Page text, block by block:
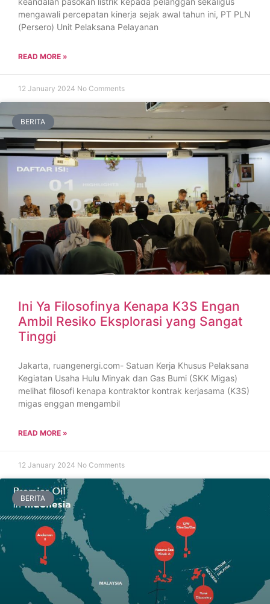
mengawali percepatan kinerja sejak awal tahun ini, PT PLN
(Persero) Unit Pelaksana Pelayanan
READ MORE »
12 January 2024 No Comments
BERITA
Ini Ya Filosofinya Kenapa K3S Engan
Ambil Resiko Eksplorasi yang Sangat
Tinggi
Jakarta, ruangenergi.com- Satuan Kerja Khusus Pelaksana
Kegiatan Usaha Hulu Minyak dan Gas Bumi (SKK Migas)
melihat filosofi kenapa kontraktor kontrak kerjasama (K3S)
migas enggan mengambil
READ MORE »
12 January 2024 No Comments
BERITA